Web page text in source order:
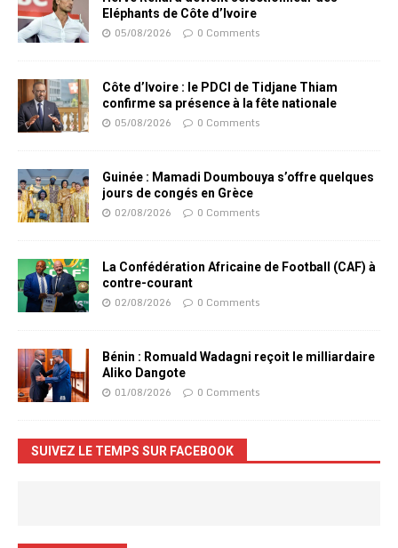
Eléphants de Côte d’Ivoire
05/08/2026 0 Comments
Côte d’Ivoire : le PDCI de Tidjane Thiam
confirme sa présence à la fête nationale
05/08/2026 0 Comments
Guinée : Mamadi Doumbouya s’offre quelques
jours de congés en Grèce
02/08/2026 0 Comments
La Confédération Africaine de Football (CAF) à
contre-courant
02/08/2026 0 Comments
Bénin : Romuald Wadagni reçoit le milliardaire
Aliko Dangote
01/08/2026 0 Comments
SUIVEZ LE TEMPS SUR FACEBOOK